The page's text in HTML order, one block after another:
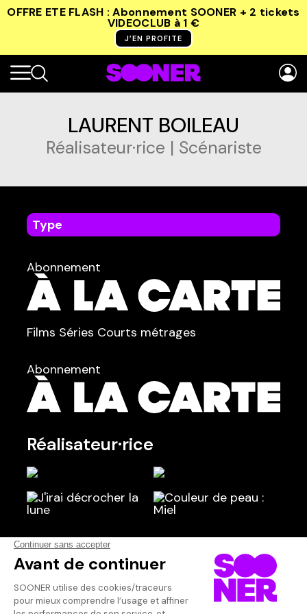
OFFRE ETE FLASH : Abonnement SOONER + 2 tickets
VIDEOCLUB à 1 €
J’EN PROFITE
LAURENT BOILEAU
Réalisateur·rice | Scénariste
Type
Abonnement
Films Séries Courts métrages
Abonnement
Réalisateur·rice
Scénariste